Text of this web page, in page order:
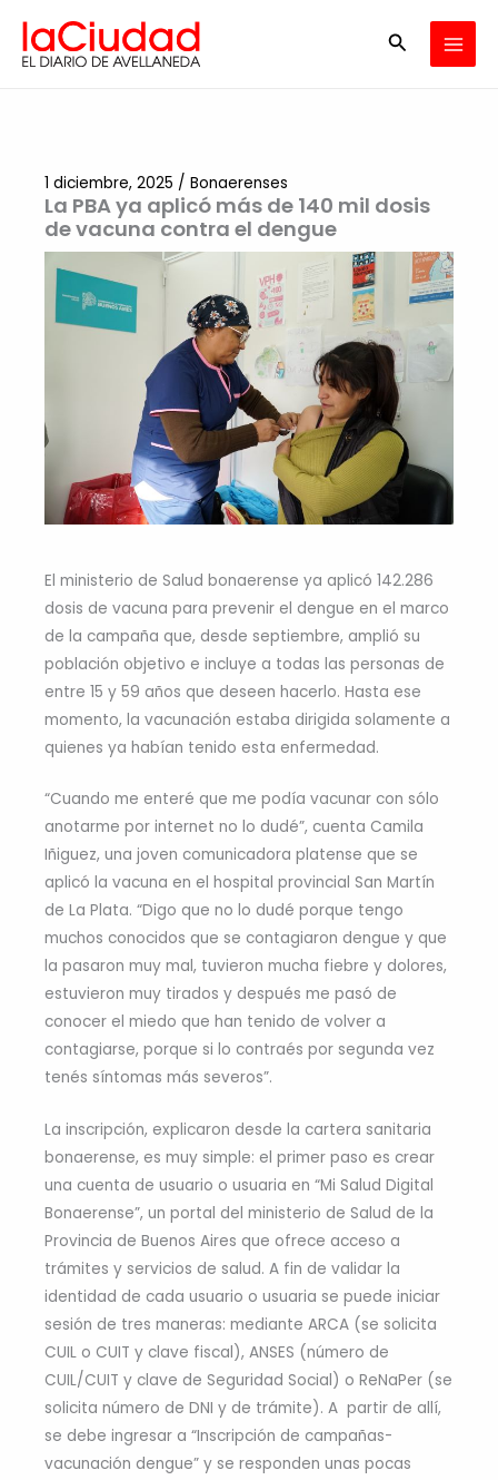
contenido
Buscar
La PBA ya aplicó más de 140 mil dosis
de vacuna contra el dengue
1 diciembre, 2025 / Bonaerenses
El ministerio de Salud bonaerense ya aplicó 142.286
dosis de vacuna para prevenir el dengue en el marco
de la campaña que, desde septiembre, amplió su
población objetivo e incluye a todas las personas de
entre 15 y 59 años que deseen hacerlo. Hasta ese
momento, la vacunación estaba dirigida solamente a
quienes ya habían tenido esta enfermedad.
“Cuando me enteré que me podía vacunar con sólo
anotarme por internet no lo dudé”, cuenta Camila
Iñiguez, una joven comunicadora platense que se
aplicó la vacuna en el hospital provincial San Martín
de La Plata. “Digo que no lo dudé porque tengo
muchos conocidos que se contagiaron dengue y que
la pasaron muy mal, tuvieron mucha fiebre y dolores,
estuvieron muy tirados y después me pasó de
conocer el miedo que han tenido de volver a
contagiarse, porque si lo contraés por segunda vez
tenés síntomas más severos”.
La inscripción, explicaron desde la cartera sanitaria
bonaerense, es muy simple: el primer paso es crear
una cuenta de usuario o usuaria en “Mi Salud Digital
Bonaerense”, un portal del ministerio de Salud de la
Provincia de Buenos Aires que ofrece acceso a
trámites y servicios de salud. A fin de validar la
identidad de cada usuario o usuaria se puede iniciar
sesión de tres maneras: mediante ARCA (se solicita
CUIL o CUIT y clave fiscal), ANSES (número de
CUIL/CUIT y clave de Seguridad Social) o ReNaPer (se
solicita número de DNI y de trámite). A partir de allí,
se debe ingresar a “Inscripción de campañas-
vacunación dengue” y se responden unas pocas